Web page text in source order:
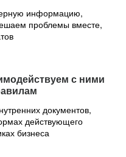
информацию,
проблемы вместе,
с ними
документов,
действующего
бизнеса